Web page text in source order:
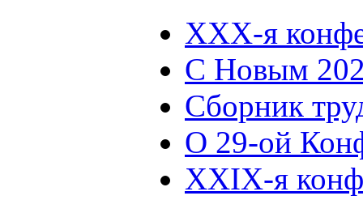
XXX-я
С Новым
Сборник
О 29-ой
XXIX-я